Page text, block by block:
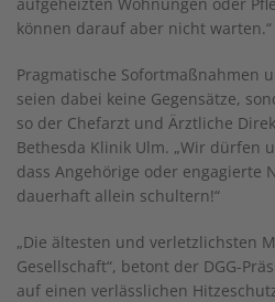
können darauf aber nicht warten.“
Pragmatische Sofortmaßnahmen
seien dabei keine Gegensätze,
so der Chefarzt und Ärztliche
Bethesda Klinik Ulm. „Wir dürfen
dass Angehörige oder engagierte
dauerhaft allein schultern!“
„Die ältesten und verletzlichsten
Gesellschaft“, betont der DGG-
auf einen verlässlichen